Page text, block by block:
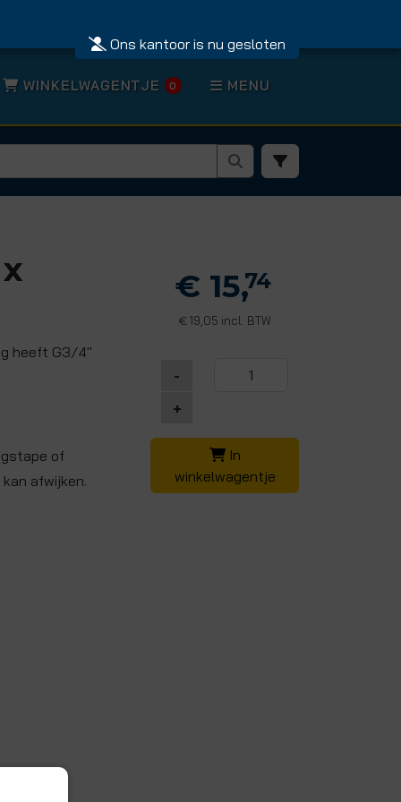
Ons kantoor is nu gesloten
WINKELWAGENTJE 0 MENU
heeft G3/4"
of
afwijken.
€ 15,74
€ 19,05 incl. BTW
-
+
In
winkelwagentje